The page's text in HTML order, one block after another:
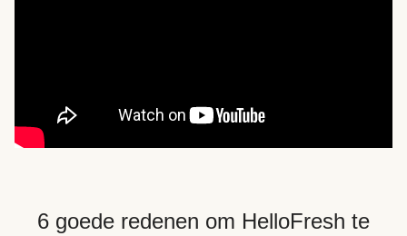
6 goede redenen om HelloFresh te